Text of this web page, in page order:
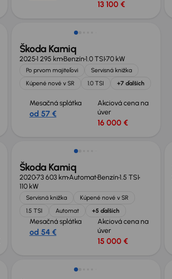
13 100 €
Škoda Kamiq
20251 295 kmBenzín1.0 TSI70 kW
Po prvom majiteľovi
Servisná knižka
Kúpené nové v SR
1.0 TSI +7 ďalších
Mesačná splátka
od 57 €
Akciová cena na
úver
16 000 €
Škoda Kamiq
202073 603 kmAutomatBenzín1.5 TSI
110 kW
Servisná knižka
Kúpené nové v SR
1.5 TSI
Automat +5 ďalších
Mesačná splátka
od 54 €
Akciová cena na
úver
15 000 €